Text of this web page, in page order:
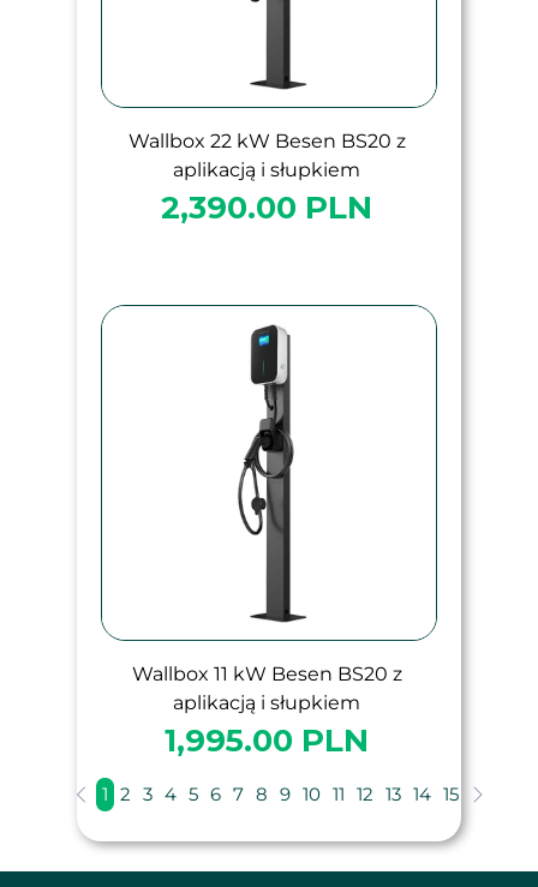
Wallbox 22 kW Besen BS20 z
aplikacją i słupkiem
2,390.00 PLN
Wallbox 11 kW Besen BS20 z
aplikacją i słupkiem
1,995.00 PLN
1 2 3 4 5 6 7 8 9 10 11 12 13 14 15